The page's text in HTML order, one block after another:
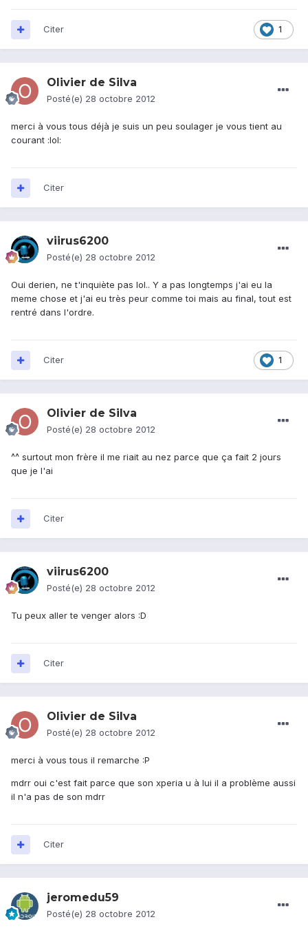
1
Citer
Olivier de Silva
Posté(e) 28 octobre 2012
merci à vous tous déjà je suis un peu soulager je vous tient au
courant :lol:
Citer
viirus6200
Posté(e) 28 octobre 2012
Oui derien, ne t'inquiète pas lol.. Y a pas longtemps j'ai eu la
meme chose et j'ai eu très peur comme toi mais au final, tout est
rentré dans l'ordre.
1
Citer
Olivier de Silva
Posté(e) 28 octobre 2012
^^ surtout mon frère il me riait au nez parce que ça fait 2 jours
que je l'ai
Citer
viirus6200
Posté(e) 28 octobre 2012
Tu peux aller te venger alors :D
Citer
Olivier de Silva
Posté(e) 28 octobre 2012
merci à vous tous il remarche :P
mdrr oui c'est fait parce que son xperia u à lui il a problème aussi
il n'a pas de son mdrr
Citer
jeromedu59
Posté(e) 28 octobre 2012